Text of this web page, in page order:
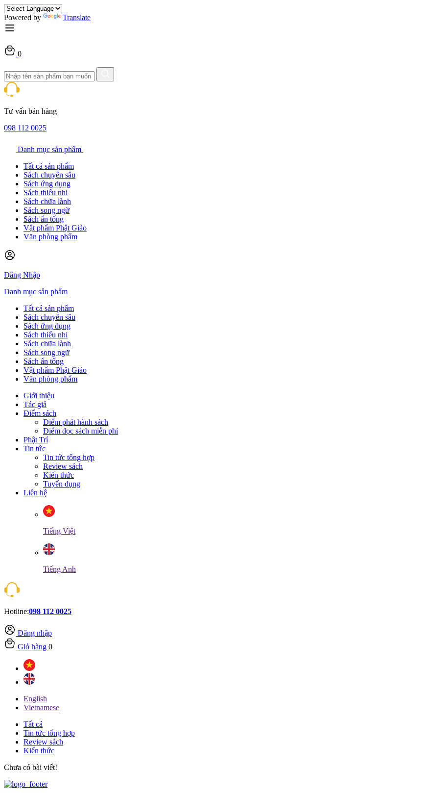
Powered by Translate
0
Tư vấn bán hàng
098 112 0025
Danh mục sản phẩm
Tất cả sản phẩm
Sách chuyên sâu
Sách ứng dụng
Sách thiếu nhi
Sách chữa lành
Sách song ngữ
Sách ấn tống
Vật phẩm Phật Giáo
Văn phòng phẩm
Đăng Nhập
Danh mục sản phẩm
Tất cả sản phẩm
Sách chuyên sâu
Sách ứng dụng
Sách thiếu nhi
Sách chữa lành
Sách song ngữ
Sách ấn tống
Vật phẩm Phật Giáo
Văn phòng phẩm
Giới thiệu
Tác giả
Điểm sách
Điểm phát hành sách
Điểm đọc sách miễn phí
Phật Trí
Tin tức
Tin tức tổng hợp
Review sách
Kiến thức
Tuyển dụng
Liên hệ
Tiếng Việt
Tiếng Anh
Hotline:098 112 0025
Đăng nhập
Giỏ hàng 0
English
Vietnamese
Tất cả
Tin tức tổng hợp
Review sách
Kiến thức
Chưa có bài viết!